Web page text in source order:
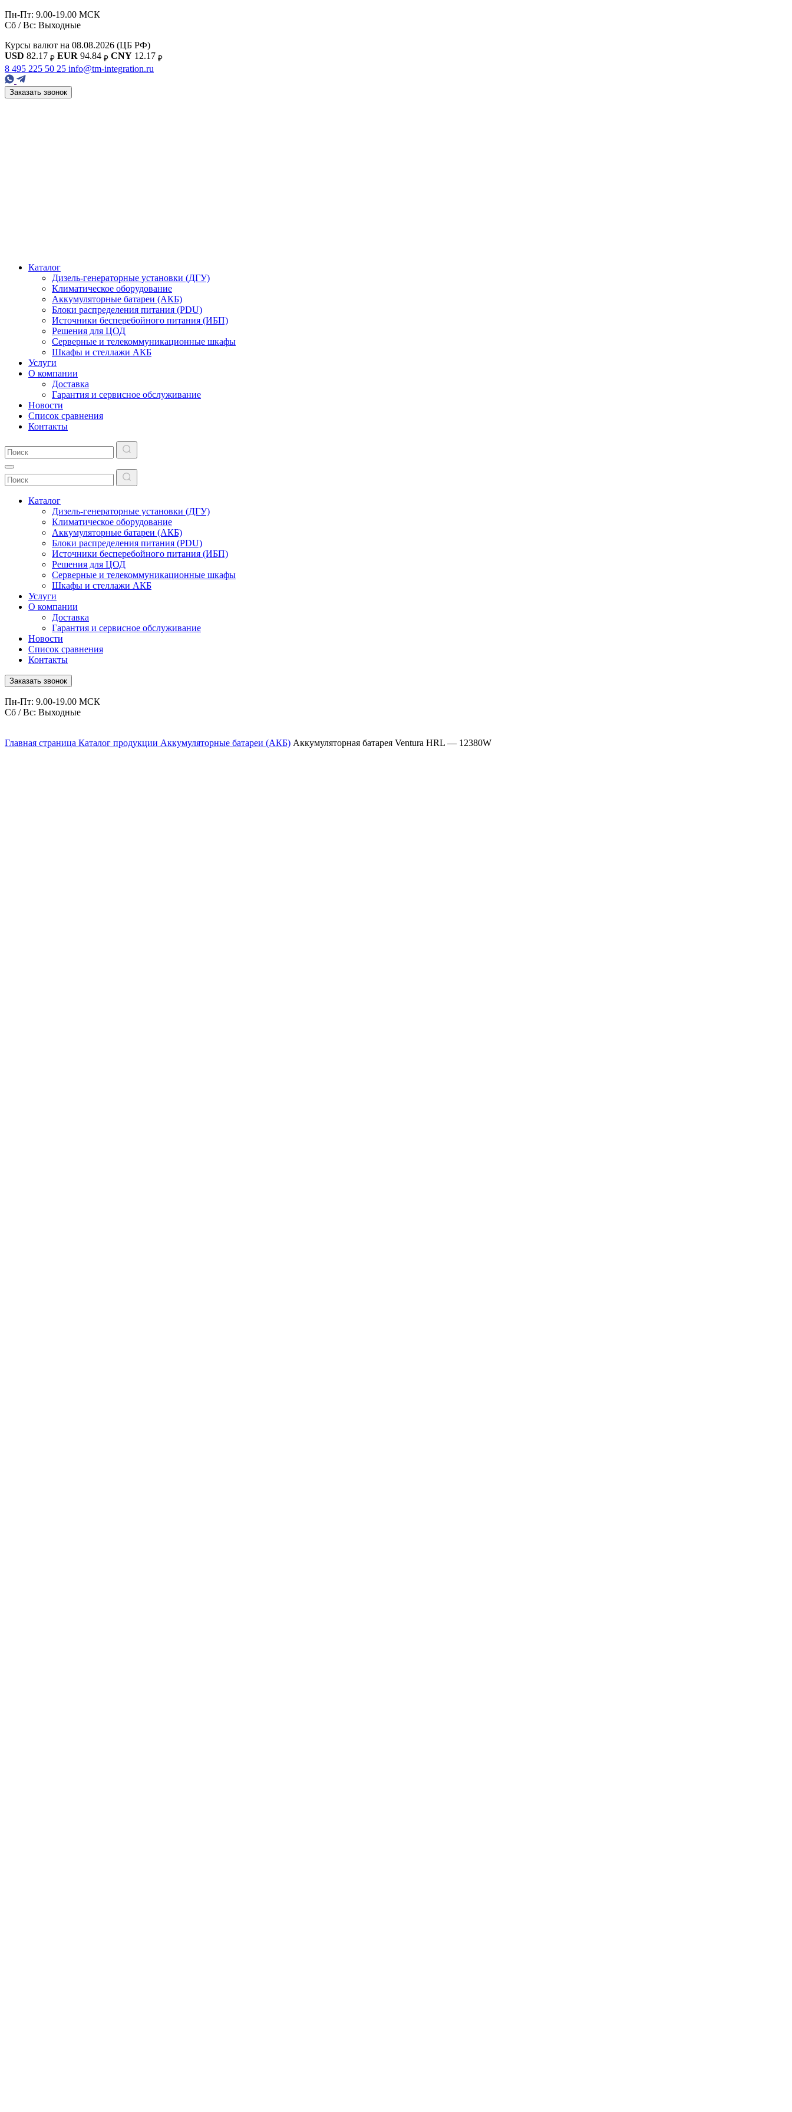
Пн-Пт: 9.00-19.00 МСК
Сб / Вс: Выходные
Курсы валют на 08.08.2026 (ЦБ РФ)
USD 82.17 ₽ EUR 94.84 ₽ CNY 12.17 ₽
8 495 225 50 25 info@tm-integration.ru
Заказать звонок
Каталог
Дизель-генераторные установки (ДГУ)
Климатическое оборудование
Аккумуляторные батареи (АКБ)
Блоки распределения питания (PDU)
Источники бесперебойного питания (ИБП)
Решения для ЦОД
Серверные и телекоммуникационные шкафы
Шкафы и стеллажи АКБ
Услуги
О компании
Доставка
Гарантия и сервисное обслуживание
Новости
Список сравнения
Контакты
Каталог
Дизель-генераторные установки (ДГУ)
Климатическое оборудование
Аккумуляторные батареи (АКБ)
Блоки распределения питания (PDU)
Источники бесперебойного питания (ИБП)
Решения для ЦОД
Серверные и телекоммуникационные шкафы
Шкафы и стеллажи АКБ
Услуги
О компании
Доставка
Гарантия и сервисное обслуживание
Новости
Список сравнения
Контакты
Заказать звонок
Пн-Пт: 9.00-19.00 МСК
Сб / Вс: Выходные
Главная страница Каталог продукции Аккумуляторные батареи (АКБ) Аккумуляторная батарея Ventura HRL — 12380W